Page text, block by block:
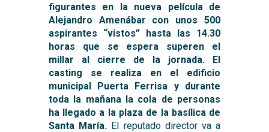
figurantes en la nueva película de
Alejandro Amenábar con unos 500
aspirantes “vistos” hasta las 14.30
horas que se espera superen el
millar al cierre de la jornada. El
casting se realiza en el edificio
municipal Puerta Ferrisa y durante
toda la mañana la cola de personas
ha llegado a la plaza de la basílica de
Santa María.El reputado director va a